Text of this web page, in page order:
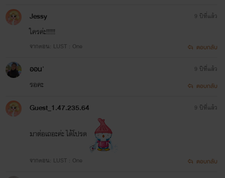
Jessy
ใครค่ะ!!!!!!
จากตอน: LUST : One
9 ปีที่แล้ว
ตอบกลับ
ออน'
รอคะ
9 ปีที่แล้ว
ตอบกลับ
Guest_1.47.235.64
มาต่อเถอะค่ะ ได้โปรด
จากตอน: LUST : One
9 ปีที่แล้ว
ตอบกลับ